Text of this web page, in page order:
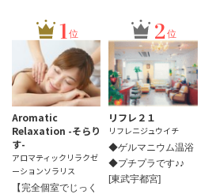
1位
Aromatic
Relaxation -そらり
す-
アロマティックリラクゼ
ーションソラリス
【完全個室でじっく
2 位
リフレ２１
リフレニジュウイチ
◆ゲルマニウム温浴
◆プチプラです♪♪
[東武宇都宮]